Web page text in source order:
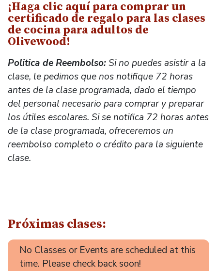
¡Haga clic aquí para comprar un
certificado de regalo para las clases
de cocina para adultos de
Olivewood!
Politica de Reembolso:Si no puedes asistir a la
clase, le pedimos que nos notifique 72 horas
antes de la clase programada, dado el tiempo
del personal necesario para comprar y preparar
los útiles escolares. Si se notifica 72 horas antes
de la clase programada, ofreceremos un
reembolso completo o crédito para la siguiente
clase.
Próximas clases:
No Classes or Events are scheduled at this
time. Please check back soon!